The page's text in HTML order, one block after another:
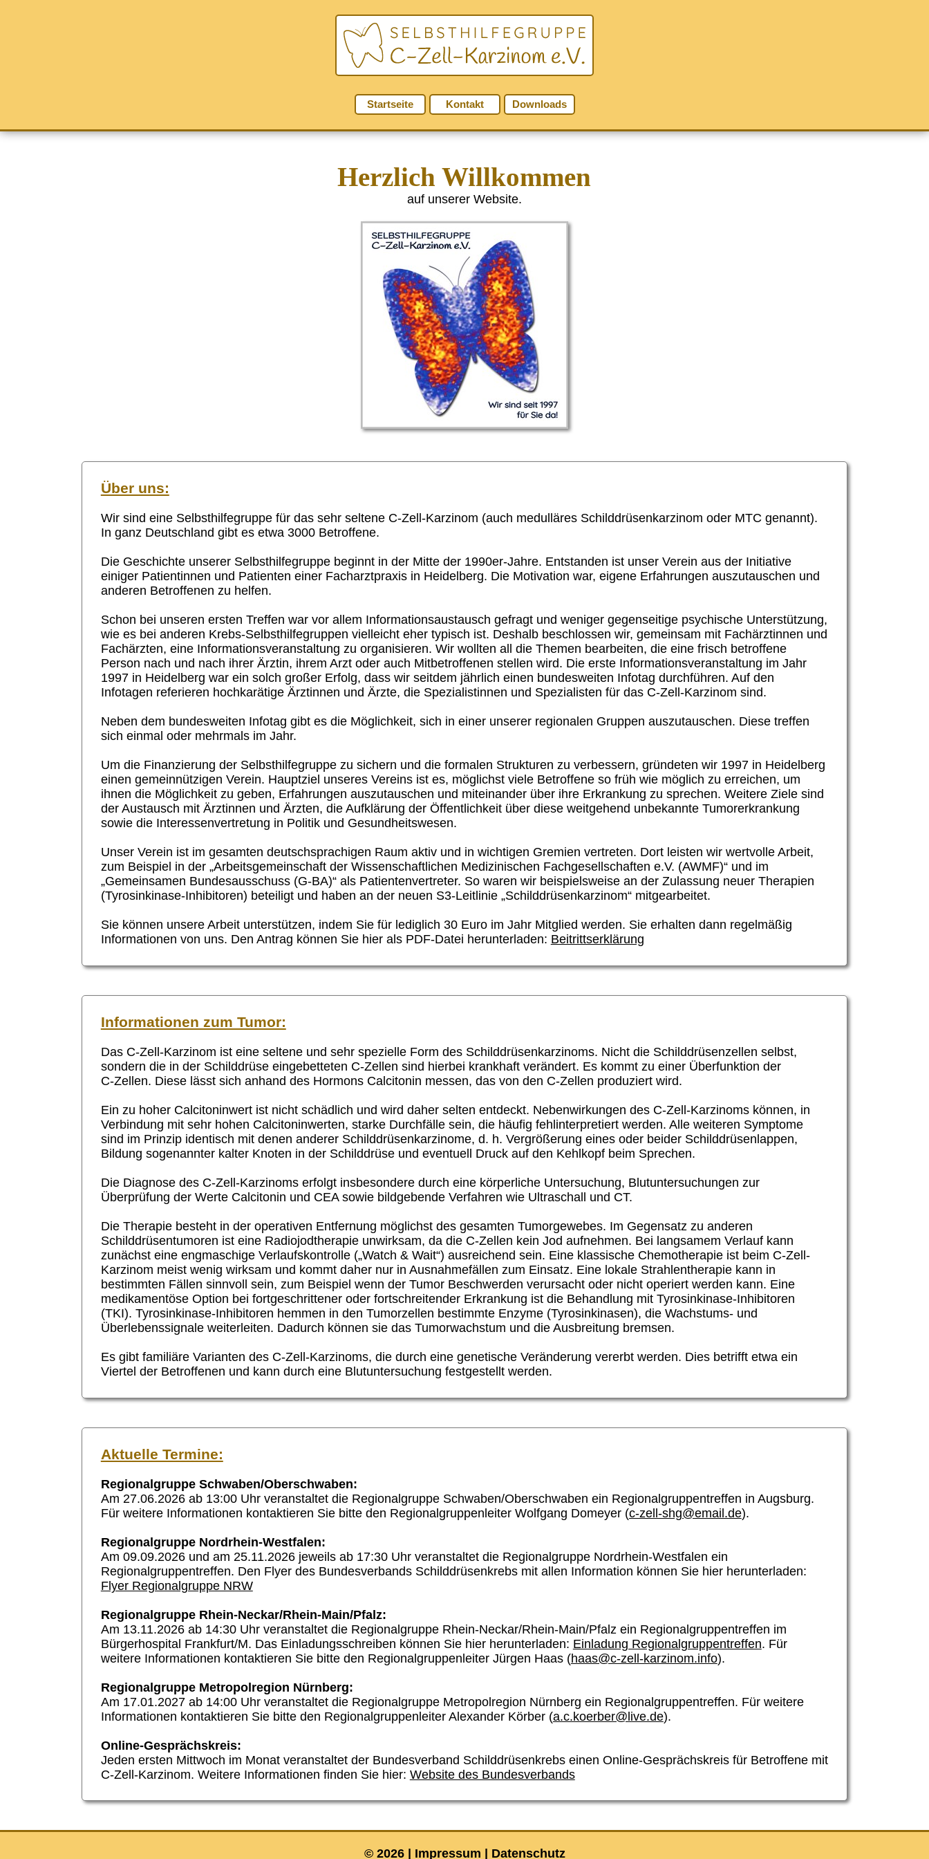
Startseite Kontakt Downloads
Herzlich Willkommen
auf unserer Website.
Über uns:
Wir sind eine Selbsthilfegruppe für das sehr seltene C-Zell-Karzinom (auch medulläres Schilddrüsenkarzinom oder MTC genannt).
In ganz Deutschland gibt es etwa 3000 Betroffene.
Die Geschichte unserer Selbsthilfegruppe beginnt in der Mitte der 1990er-Jahre. Entstanden ist unser Verein aus der Initiative
einiger Patientinnen und Patienten einer Facharztpraxis in Heidelberg. Die Motivation war, eigene Erfahrungen auszutauschen und
anderen Betroffenen zu helfen.
Schon bei unseren ersten Treffen war vor allem Informationsaustausch gefragt und weniger gegenseitige psychische Unterstützung,
wie es bei anderen Krebs-Selbsthilfegruppen vielleicht eher typisch ist. Deshalb beschlossen wir, gemeinsam mit Fachärztinnen und
Fachärzten, eine Informationsveranstaltung zu organisieren. Wir wollten all die Themen bearbeiten, die eine frisch betroffene
Person nach und nach ihrer Ärztin, ihrem Arzt oder auch Mitbetroffenen stellen wird. Die erste Informationsveranstaltung im Jahr
1997 in Heidelberg war ein solch großer Erfolg, dass wir seitdem jährlich einen bundesweiten Infotag durchführen. Auf den
Infotagen referieren hochkarätige Ärztinnen und Ärzte, die Spezialistinnen und Spezialisten für das C-Zell-Karzinom sind.
Neben dem bundesweiten Infotag gibt es die Möglichkeit, sich in einer unserer regionalen Gruppen auszutauschen. Diese treffen
sich einmal oder mehrmals im Jahr.
Um die Finanzierung der Selbsthilfegruppe zu sichern und die formalen Strukturen zu verbessern, gründeten wir 1997 in Heidelberg
einen gemeinnützigen Verein. Hauptziel unseres Vereins ist es, möglichst viele Betroffene so früh wie möglich zu erreichen, um
ihnen die Möglichkeit zu geben, Erfahrungen auszutauschen und miteinander über ihre Erkrankung zu sprechen. Weitere Ziele sind
der Austausch mit Ärztinnen und Ärzten, die Aufklärung der Öffentlichkeit über diese weitgehend unbekannte Tumorerkrankung
sowie die Interessenvertretung in Politik und Gesundheitswesen.
Unser Verein ist im gesamten deutschsprachigen Raum aktiv und in wichtigen Gremien vertreten. Dort leisten wir wertvolle Arbeit,
zum Beispiel in der „Arbeitsgemeinschaft der Wissenschaftlichen Medizinischen Fachgesellschaften e.V. (AWMF)“ und im
„Gemeinsamen Bundesausschuss (G-BA)“als Patientenvertreter. So waren wir beispielsweise an der Zulassung neuer Therapien
(Tyrosinkinase-Inhibitoren) beteiligt und haben an der neuen S3-Leitlinie „Schilddrüsenkarzinom“ mitgearbeitet.
Sie können unsere Arbeit unterstützen, indem Sie für lediglich 30 Euro im Jahr Mitglied werden. Sie erhalten dann regelmäßig
Informationen von uns. Den Antrag können Sie hier als PDF-Datei herunterladen: Beitrittserklärung
Informationen zum Tumor:
Das C-Zell-Karzinom ist eine seltene und sehr spezielle Form des Schilddrüsenkarzinoms. Nicht die Schilddrüsenzellen selbst,
sondern die in der Schilddrüse eingebetteten C-Zellen sind hierbei krankhaft verändert. Es kommt zu einer Überfunktion der
C-Zellen. Diese lässt sich anhand des Hormons Calcitonin messen, das von den C-Zellen produziert wird.
Ein zu hoher Calcitoninwert ist nicht schädlich und wird daher selten entdeckt. Nebenwirkungen des C-Zell-Karzinoms können, in
Verbindung mit sehr hohen Calcitoninwerten, starke Durchfälle sein, die häufig fehlinterpretiert werden. Alle weiteren Symptome
sind im Prinzip identisch mit denen anderer Schilddrüsenkarzinome, d. h. Vergrößerung eines oder beider Schilddrüsenlappen,
Bildung sogenannter kalter Knoten in der Schilddrüse und eventuell Druck auf den Kehlkopf beim Sprechen.
Die Diagnose des C-Zell-Karzinoms erfolgt insbesondere durch eine körperliche Untersuchung, Blutuntersuchungen zur
Überprüfung der Werte Calcitonin und CEA sowie bildgebende Verfahren wie Ultraschall und CT.
Die Therapie besteht in der operativen Entfernung möglichst des gesamten Tumorgewebes. Im Gegensatz zu anderen
Schilddrüsentumoren ist eine Radiojodtherapie unwirksam, da die C-Zellen kein Jod aufnehmen. Bei langsamem Verlauf kann
zunächst eine engmaschige Verlaufskontrolle („Watch & Wait“) ausreichend sein. Eine klassische Chemotherapie ist beim C-Zell-
Karzinom meist wenig wirksam und kommt daher nur in Ausnahmefällen zum Einsatz. Eine lokale Strahlentherapie kann in
bestimmten Fällen sinnvoll sein, zum Beispiel wenn der Tumor Beschwerden verursacht oder nicht operiert werden kann. Eine
medikamentöse Option bei fortgeschrittener oder fortschreitender Erkrankung ist die Behandlung mit Tyrosinkinase-Inhibitoren
(TKI). Tyrosinkinase-Inhibitoren hemmen in den Tumorzellen bestimmte Enzyme (Tyrosinkinasen), die Wachstums- und
Überlebenssignale weiterleiten. Dadurch können sie das Tumorwachstum und die Ausbreitung bremsen.
Es gibt familiäre Varianten des C-Zell-Karzinoms, die durch eine genetische Veränderung vererbt werden. Dies betrifft etwa ein
Viertel der Betroffenen und kann durch eine Blutuntersuchung festgestellt werden.
Aktuelle Termine:
Regionalgruppe Schwaben/Oberschwaben:
Am 27.06.2026 ab 13:00 Uhr veranstaltet die Regionalgruppe Schwaben/Oberschwaben ein Regionalgruppentreffen in Augsburg.
Für weitere Informationen kontaktieren Sie bitte den Regionalgruppenleiter Wolfgang Domeyer (c-zell-shg@email.de).
Regionalgruppe Nordrhein-Westfalen:
Am 09.09.2026 und am 25.11.2026 jeweils ab 17:30 Uhr veranstaltet die Regionalgruppe Nordrhein-Westfalen ein
Regionalgruppentreffen. Den Flyer des Bundesverbands Schilddrüsenkrebs mit allen Information können Sie hier herunterladen:
Flyer Regionalgruppe NRW
Regionalgruppe Rhein-Neckar/Rhein-Main/Pfalz:
Am 13.11.2026 ab 14:30 Uhr veranstaltet die Regionalgruppe Rhein-Neckar/Rhein-Main/Pfalz ein Regionalgruppentreffen im
Bürgerhospital Frankfurt/M. Das Einladungsschreiben können Sie hier herunterladen: Einladung Regionalgruppentreffen. Für
weitere Informationen kontaktieren Sie bitte den Regionalgruppenleiter Jürgen Haas (haas@c-zell-karzinom.info).
Regionalgruppe Metropolregion Nürnberg:
Am 17.01.2027 ab 14:00 Uhr veranstaltet die Regionalgruppe Metropolregion Nürnberg ein Regionalgruppentreffen. Für weitere
Informationen kontaktieren Sie bitte den Regionalgruppenleiter Alexander Körber (a.c.koerber@live.de).
Online-Gesprächskreis:
Jeden ersten Mittwoch im Monat veranstaltet der Bundesverband Schilddrüsenkrebs einen Online-Gesprächskreis für Betroffene mit
C-Zell-Karzinom. Weitere Informationen finden Sie hier: Website des Bundesverbands
© 2026 | Impressum Datenschutz